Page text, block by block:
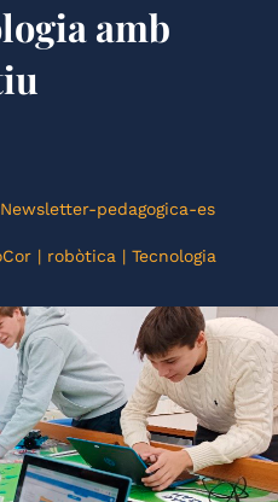
amb
Newsletter-pedagogica-es
| robòtica | Tecnologia